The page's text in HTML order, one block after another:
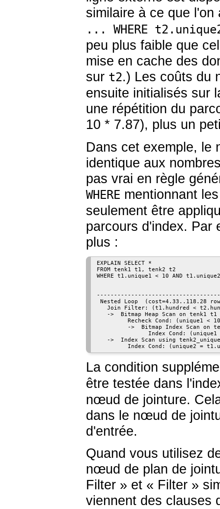
similaire à ce que
... WHERE
peu plus faible que
mise en cache des
sur t2.) Les coûts du
ensuite initialisés sur
une répétition du
10 * 7.87), plus un
Dans cet exemple, le
identique aux
pas vrai en règle
WHERE mentionnant
seulement être
parcours d'index. Par
plus :
EXPLAIN SELECT *
FROM tenk1 t1, tenk2 t2
WHERE t1.unique1 < 10 AND
Nested Loop  (cost=4.33..118.28
Join Filter: (t1.hundred <
->  Bitmap Heap Scan on tenk1
Recheck Cond: (unique1 <
->  Bitmap Index Scan on
Index Cond: (unique1
->  Index Scan using
La condition
être testée dans
nœud de jointure.
dans le nœud de
d'entrée.
Quand vous utilisez
nœud de plan de
Filter » et « Filter »
viennent des clauses